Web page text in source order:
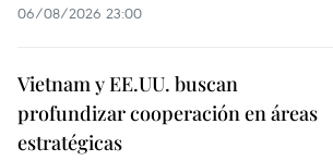
06/08/2026 23:00
Vietnam y EE.UU. buscan
profundizar cooperación en áreas
estratégicas